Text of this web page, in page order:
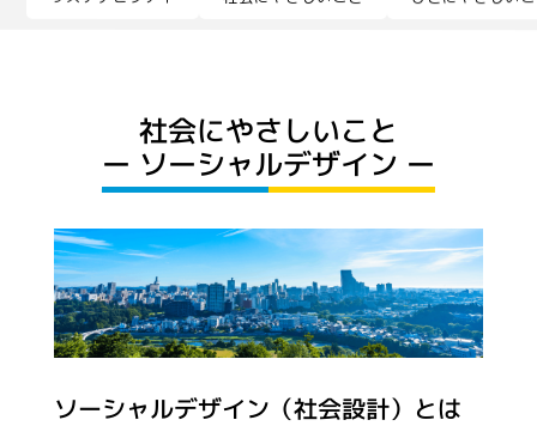
社会にやさしいこと
ー ソーシャルデザイン ー
ソーシャルデザイン（社会設計）とは